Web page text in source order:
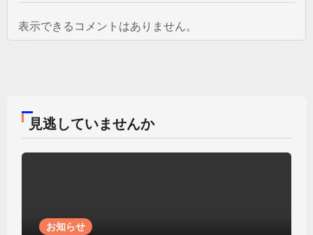
表示できるコメントはありません。
見逃していませんか
お知らせ